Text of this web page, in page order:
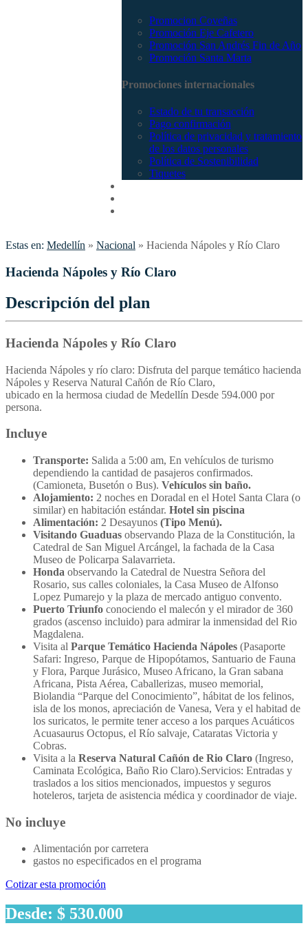
Promocion Coveñas
Promoción Eje Cafetero
Promoción San Andrés Fin de Año
Promoción Santa Marta
Promociones internacionales
Estado de tu transacción
Pago confirmación
Política de privacidad y tratamiento
de los datos personales
Política de Sostenibilidad
Tiquetes
Estas en: Medellín » Nacional » Hacienda Nápoles y Río Claro
Hacienda Nápoles y Río Claro
Descripción del plan
Hacienda Nápoles y Río Claro
Hacienda Nápoles y río claro: Disfruta del parque temático hacienda
Nápoles y Reserva Natural Cañón de Río Claro,
ubicado en la hermosa ciudad de Medellín Desde 594.000 por
persona.
Incluye
Transporte: Salida a 5:00 am, En vehículos de turismo
dependiendo la cantidad de pasajeros confirmados.
(Camioneta, Busetón o Bus). Vehículos sin baño.
Alojamiento: 2 noches en Doradal en el Hotel Santa Clara (o
similar) en habitación estándar. Hotel sin piscina
Alimentación: 2 Desayunos (Tipo Menú).
Visitando Guaduas observando Plaza de la Constitución, la
Catedral de San Miguel Arcángel, la fachada de la Casa
Museo de Policarpa Salavarrieta.
Honda observando la Catedral de Nuestra Señora del
Rosario, sus calles coloniales, la Casa Museo de Alfonso
Lopez Pumarejo y la plaza de mercado antiguo convento.
Puerto Triunfo conociendo el malecón y el mirador de 360
grados (ascenso incluido) para admirar la inmensidad del Rio
Magdalena.
Visita al Parque Temático Hacienda Nápoles (Pasaporte
Safari: Ingreso, Parque de Hipopótamos, Santuario de Fauna
y Flora, Parque Jurásico, Museo Africano, la Gran sabana
Africana, Pista Aérea, Caballerizas, museo memorial,
Biolandia “Parque del Conocimiento”, hábitat de los felinos,
isla de los monos, apreciación de Vanesa, Vera y el habitad de
los suricatos, le permite tener acceso a los parques Acuáticos
Acuasaurus Octopus, el Río salvaje, Cataratas Victoria y
Cobras.
Visita a la Reserva Natural Cañón de Rio Claro (Ingreso,
Caminata Ecológica, Baño Rio Claro).Servicios: Entradas y
traslados a los sitios mencionados, impuestos y seguros
hoteleros, tarjeta de asistencia médica y coordinador de viaje.
No incluye
Alimentación por carretera
gastos no especificados en el programa
Cotizar esta promoción
Desde: $ 530.000